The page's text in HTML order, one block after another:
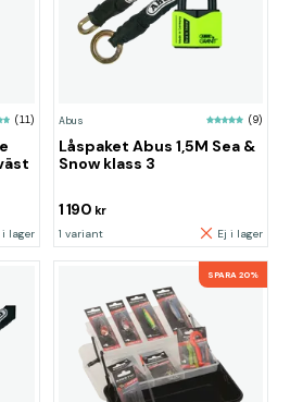
(11)
i lager
Abus (9)
Låspaket Abus 1,5M Sea &
Snow klass 3
1 190 kr
1 variant Ej i lager
SPARA 20%